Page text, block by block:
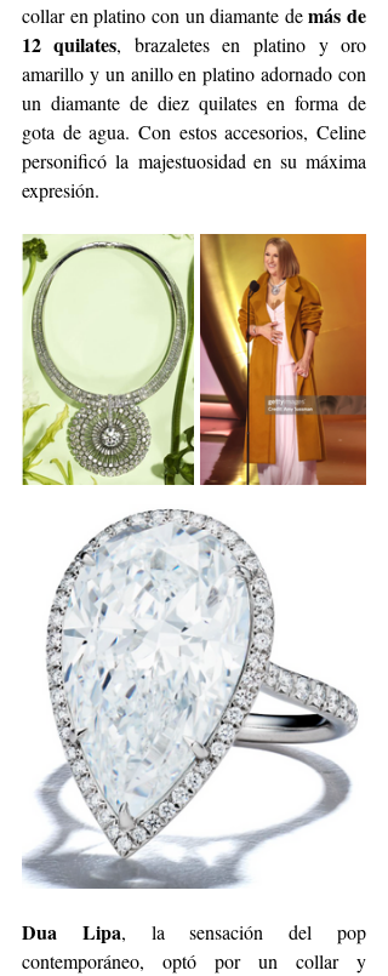
collar en platino con un diamante de más de
12 quilates, brazaletes en platino y oro
amarillo y un anillo en platino adornado con
un diamante de diez quilates en forma de
gota de agua. Con estos accesorios, Celine
personificó la majestuosidad en su máxima
expresión.
Dua Lipa, la sensación del pop
contemporáneo, optó por un collar y